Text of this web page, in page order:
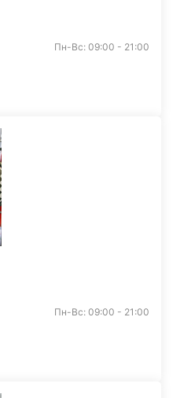
Пн-Вс: 09:00 - 21:00
Пн-Вс: 09:00 - 21:00